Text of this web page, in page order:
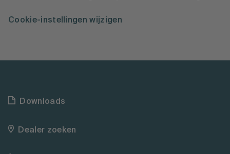
Cookie-instellingen wijzigen
Downloads
Dealer zoeken